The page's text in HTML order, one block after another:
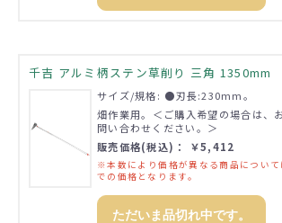
千吉 アルミ柄ステン草削り 三角 1350mm
サイズ/規格: ●刃長:230mm。
畑作業用。＜ご購入希望の場合は、
問い合わせください。＞
販売価格(税込)： ￥5,412
※本数により価格が異なる商品につい
での価格となります。
ただいま品切れ中です。